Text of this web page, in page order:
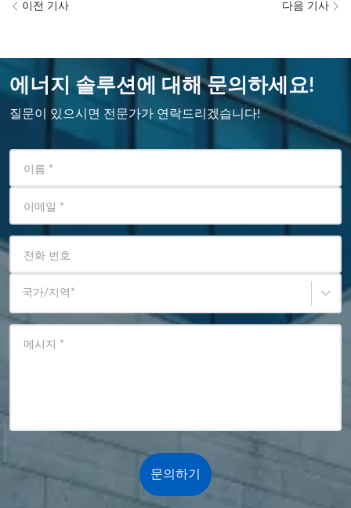
이전 기사 다음 기사
에너지 솔루션에 대해 문의하세요!
질문이 있으시면 전문가가 연락드리겠습니다!
이름 *
이메일 *
전화 번호
국가/지역 *
메시지 *
문의하기